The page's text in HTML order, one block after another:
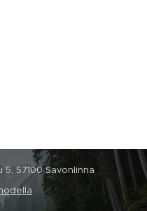
5, 57100 Savonlinna